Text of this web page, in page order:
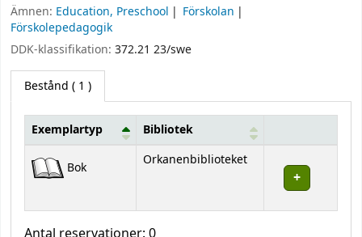
Ämnen: Education, Preschool
Förskolan
Förskolepedagogik
DDK-klassifikation: 372.21 23/swe
Bestånd ( 1 )
Exemplartyp Bibliotek
Bok Orkanenbiblioteket